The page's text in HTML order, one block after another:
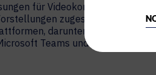
für Videokonferenzen
zugeschnitten
darunter Cisco
Teams und Zoom